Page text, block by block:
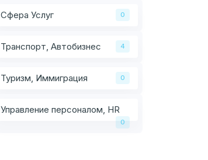
Сфера Услуг 0
Транспорт, Автобизнес 4
Туризм, Иммиграция 0
Управление персоналом, HR
0